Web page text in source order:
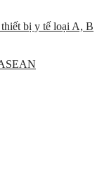
bị y tế loại A, B